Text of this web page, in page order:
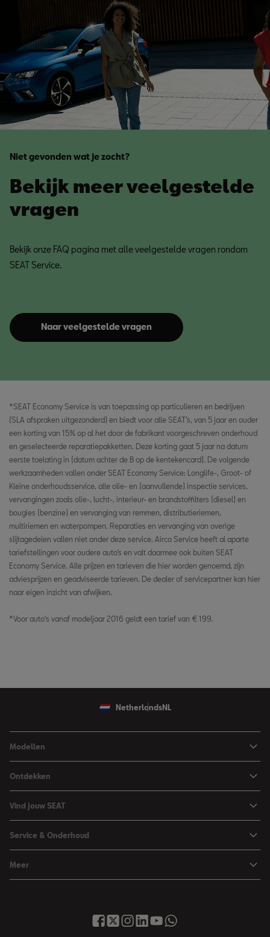
Niet gevonden wat je zocht?
Bekijk meer veelgestelde
vragen
Bekijk onze FAQ pagina met alle veelgestelde vragen rondom
SEAT Service.
Naar veelgestelde vragen
*SEAT Economy Service is van toepassing op particulieren en bedrijven
(SLA afspraken uitgezonderd) en biedt voor alle SEAT’s, van 5 jaar en ouder
een korting van 15% op al het door de fabrikant voorgeschreven onderhoud
en geselecteerde reparatiepakketten. Deze korting gaat 5 jaar na datum
eerste toelating in (datum achter de B op de kentekencard). De volgende
werkzaamheden vallen onder SEAT Economy Service: Longlife-, Groot- of
Kleine onderhoudsservice, alle olie- en (aanvullende) inspectie services,
vervangingen zoals olie-, lucht-, interieur- en brandstoffilters (diesel) en
bougies (benzine) en vervanging van remmen, distributieriemen,
multiriemen en waterpompen. Reparaties en vervanging van overige
slijtagedelen vallen niet onder deze service. Airco Service heeft al aparte
tariefstellingen voor oudere auto’s en valt daarmee ook buiten SEAT
Economy Service. Alle prijzen en tarieven die hier worden genoemd, zijn
adviesprijzen en geadviseerde tarieven. De dealer of servicepartner kan hier
naar eigen inzicht van afwijken.
*Voor auto's vanaf modeljaar 2016 geldt een tarief van € 199.
Netherlands NL
Modellen
Arona
Leon
Leon Sportstourer
Ateca
Ontdekken
Financieren
Zakelijk rijden
Hybride rijden
Over SEAT
Vind jouw SEAT
Brochure & prijslijst
Proefrit aanvragen
Service & Onderhoud
Vind je dealer
Meer
SEAT Financial Services